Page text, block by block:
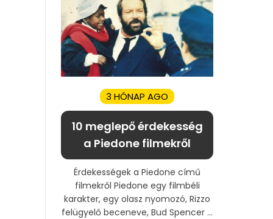
3 HÓNAP AGO
10 meglepő érdekesség
a Piedone filmekről
Érdekességek a Piedone című
filmekről Piedone egy filmbéli
karakter, egy olasz nyomozó, Rizzo
felügyelő beceneve, Bud Spencer ...